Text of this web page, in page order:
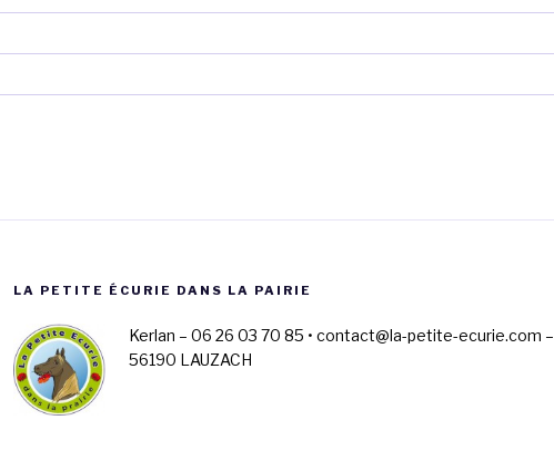
LA PETITE ÉCURIE DANS LA PAIRIE
Kerlan – 06 26 03 70 85 • contact@la-petite-ecurie.com –
56190 LAUZACH